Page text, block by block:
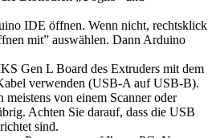
IDE öffnen. Wenn nicht, rechtsklick
mit” auswählen. Dann Arduino
Gen L Board des Extruders mit dem
verwenden (USB-A auf USB-B).
meistens von einem Scanner oder
Achten Sie darauf, dass die USB
sind.